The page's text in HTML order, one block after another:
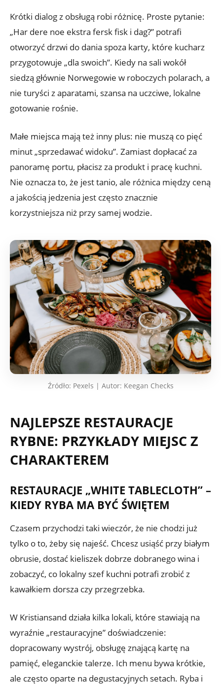
Krótki dialog z obsługą robi różnicę. Proste pytanie:
„Har dere noe ekstra fersk fisk i dag?” potrafi
otworzyć drzwi do dania spoza karty, które kucharz
przygotowuje „dla swoich”. Kiedy na sali wokół
siedzą głównie Norwegowie w roboczych polarach, a
nie turyści z aparatami, szansa na uczciwe, lokalne
gotowanie rośnie.
Małe miejsca mają też inny plus: nie muszą co pięć
minut „sprzedawać widoku”. Zamiast dopłacać za
panoramę portu, płacisz za produkt i pracę kuchni.
Nie oznacza to, że jest tanio, ale różnica między ceną
a jakością jedzenia jest często znacznie
korzystniejsza niż przy samej wodzie.
Źródło: Pexels | Autor: Keegan Checks
NAJLEPSZE RESTAURACJE
RYBNE: PRZYKŁADY MIEJSC Z
CHARAKTEREM
RESTAURACJE „WHITE TABLECLOTH” –
KIEDY RYBA MA BYĆ ŚWIĘTEM
Czasem przychodzi taki wieczór, że nie chodzi już
tylko o to, żeby się najeść. Chcesz usiąść przy białym
obrusie, dostać kieliszek dobrze dobranego wina i
zobaczyć, co lokalny szef kuchni potrafi zrobić z
kawałkiem dorsza czy przegrzebka.
W Kristiansand działa kilka lokali, które stawiają na
wyraźnie „restauracyjne” doświadczenie:
dopracowany wystrój, obsługę znającą kartę na
pamięć, eleganckie talerze. Ich menu bywa krótkie,
ale często oparte na degustacyjnych setach. Ryba i